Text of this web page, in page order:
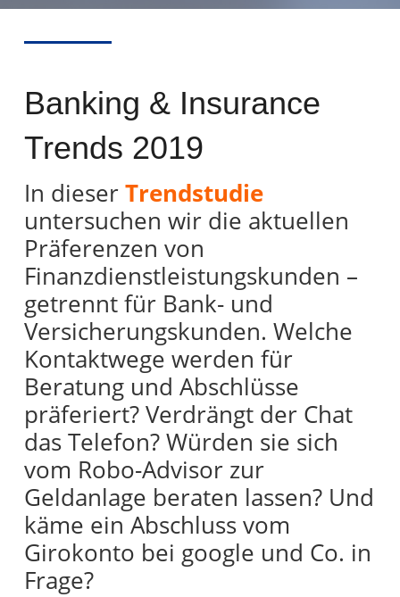
Banking & Insurance
Trends 2019
In dieserTrendstudie
untersuchen wir die aktuellen
Präferenzen von
Finanzdienstleistungskunden –
getrennt für Bank- und
Versicherungskunden. Welche
Kontaktwege werden für
Beratung und Abschlüsse
präferiert? Verdrängt der Chat
das Telefon? Würden sie sich
vom Robo-Advisor zur
Geldanlage beraten lassen? Und
käme ein Abschluss vom
Girokonto bei google und Co. in
Frage?